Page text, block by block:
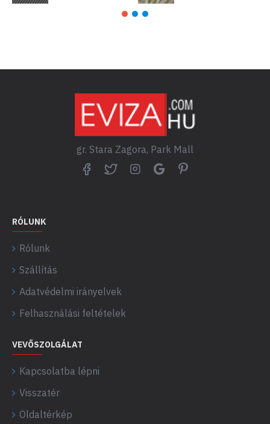
gr. Stara Zagora, Park Mall
RÓLUNK
Rólunk
Szállítás
Adatvédelmi irányelvek
Felhasználási feltételek
VEVŐSZOLGÁLAT
Kapcsolatba lépni
Visszatér
Oldaltérkép